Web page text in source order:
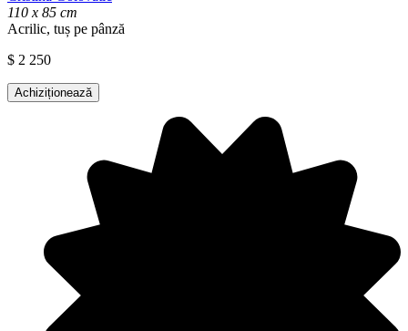
110 x 85 cm
Acrilic, tuș pe pânză
$ 2 250
Achiziționează